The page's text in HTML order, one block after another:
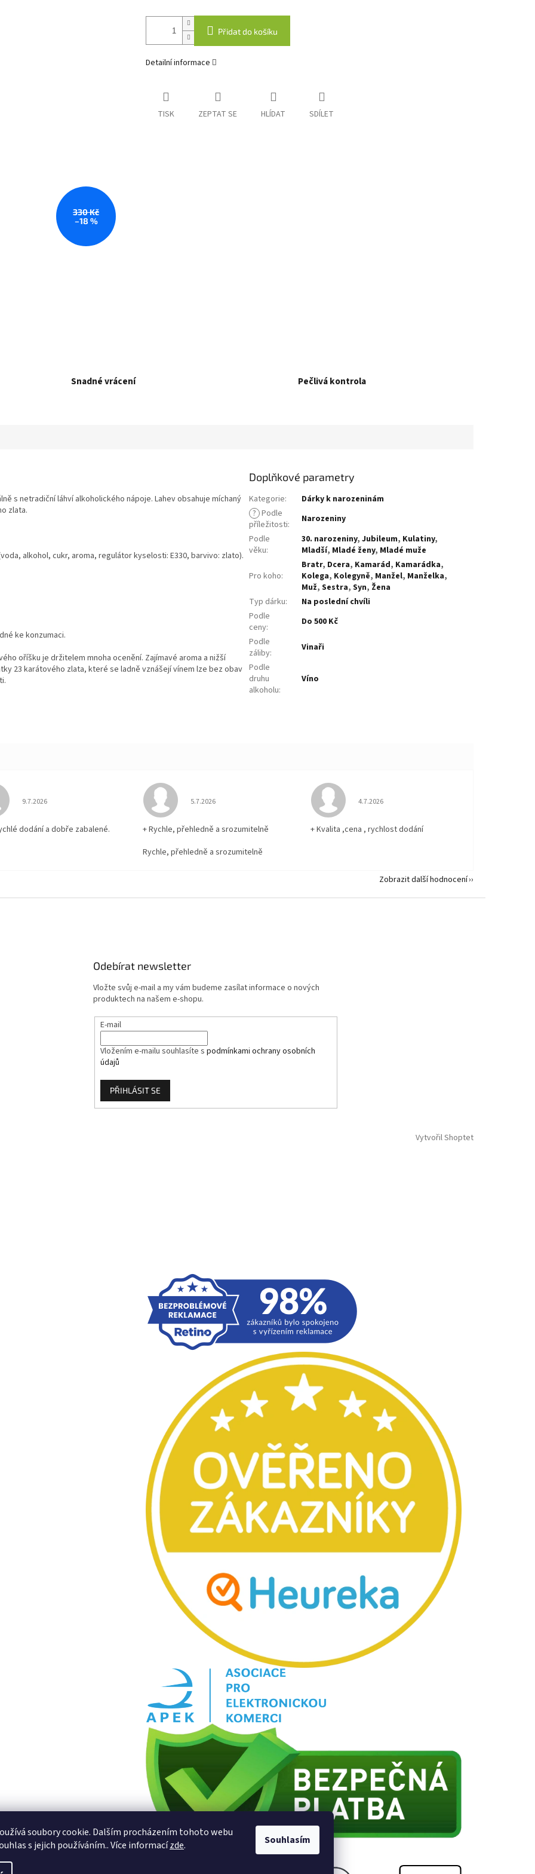
soubory cookie. Dalším procházením tohoto webu
s jejich používáním.. Více informacízde. Souhlasím
330 Kč
–18 %
Přidat do košíku
Detailní informace
TISK ZEPTAT SE HLÍDAT SDÍLET
Snadné vrácení Pečlivá kontrola
s netradiční láhví alkoholického nápoje. Lahev obsahuje míchaný
zlata.
alkohol, cukr, aroma, regulátor kyselosti: E330, barvivo: zlato).
ke konzumaci.
oříšku je držitelem mnoha ocenění. Zajímavé aroma a nižší
23 karátového zlata, které se ladně vznášejí vínem lze bez obav
Doplňkové parametry
Kategorie:
Dárky k narozeninám
? Podle
příležitosti:
Narozeniny
Podle
věku:
30. narozeniny,Jubileum, Kulatiny,
Mladší, Mladé ženy, Mladé muže
Pro koho:
Bratr, Dcera, Kamarád, Kamarádka,
Kolega, Kolegyně, Manžel, Manželka,
Muž,Sestra,Syn, Žena
Typ dárku:
Na poslední chvíli
Podle
ceny:
Do 500 Kč
Podle
záliby:
Vinaři
Podle
druhu
alkoholu:
Víno
Hodnocení obchodu je 5 z 5 hvězdiček.
9.7.2026
dodání a dobře zabalené.
Hodnocení obchodu je 5 z 5 hvězdiček.
5.7.2026
+ Rychle, přehledně a srozumitelně
Rychle, přehledně a srozumitelně
Hodnocení obchodu je 5 z 5 hvězdiček.
4.7.2026
+ Kvalita ,cena , rychlost dodání
Zobrazit další hodnocení
Odebírat newsletter
Vložte svůj e-mail a my vám budeme zasílat informace o nových
produktech na našem e-shopu.
E-mail
Vložením e-mailu souhlasíte s podmínkami ochrany osobních
údajů
PŘIHLÁSIT SE
Vytvořil Shoptet